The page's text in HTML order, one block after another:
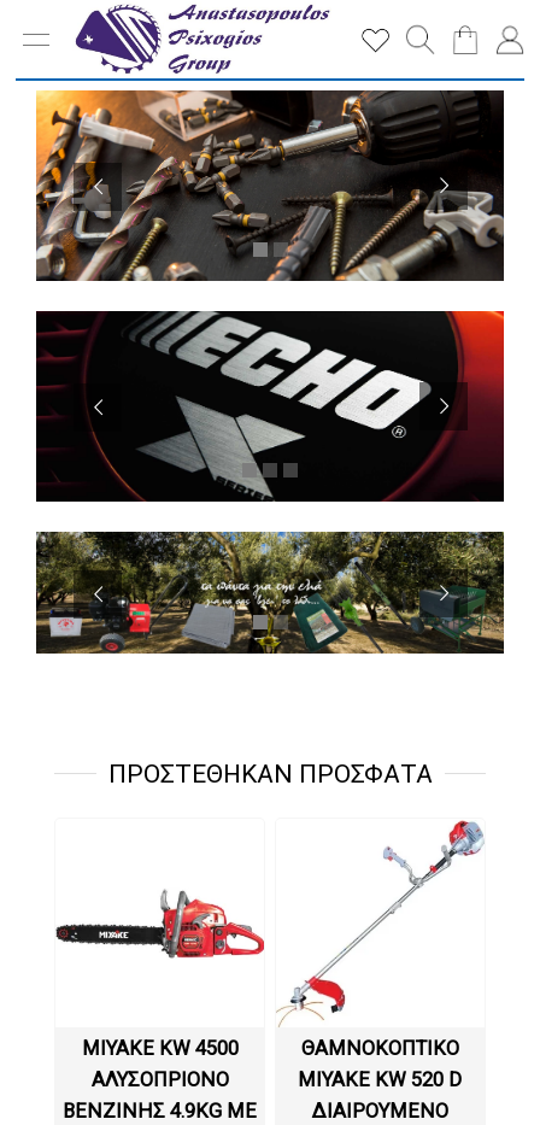
ΠΡΟΣΤΈΘΗΚΑΝ ΠΡΌΣΦΑΤΑ
MIYAKE KW 4500
ΑΛΥΣΟΠΡΊΟΝΟ
ΒΕΝΖΊΝΗΣ 4.9KG ΜΕ
ΘΑΜΝΟΚΟΠΤΙΚΟ
MIYAKE KW 520 D
ΔΙΑΙΡΟΥΜΕΝΟ